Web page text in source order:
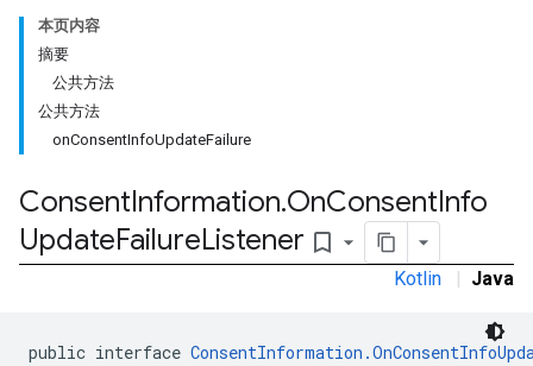
本页内容
摘要
公共方法
公共方法
onConsentInfoUpdateFailure
ConsentInformation.OnConsentInfo
UpdateFailureListener bookmark_border
Kotlin | Java
public interface